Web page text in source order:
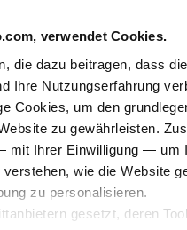
verwendet Cookies.
die dazu beitragen, dass
Ihre Nutzungserfahrung
Cookies, um den
zu gewährleisten.
mit Ihrer Einwilligung — um
wie die Website
zu personalisieren.
gesetzt, deren
machen 6061 zu einer
und um das Wasser herum
Schiffsstrukturprofile